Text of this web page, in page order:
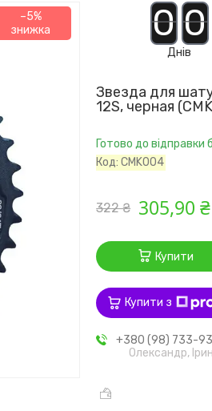
–5% 00
Днів
Звезда для
12S, черная
Готово до відправки
Код:CMK004
322 ₴ 305,90 ₴
Купити
Купити з
+380 (98) 733-
Олександр,